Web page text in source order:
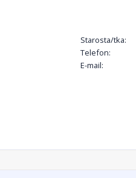
Starosta/tka:
Telefon:
E-mail: